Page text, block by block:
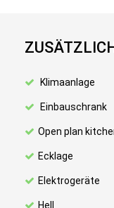
Klimaanlage
Einbauschrank
Open plan
Ecklage
Elektrogeräte
Hell